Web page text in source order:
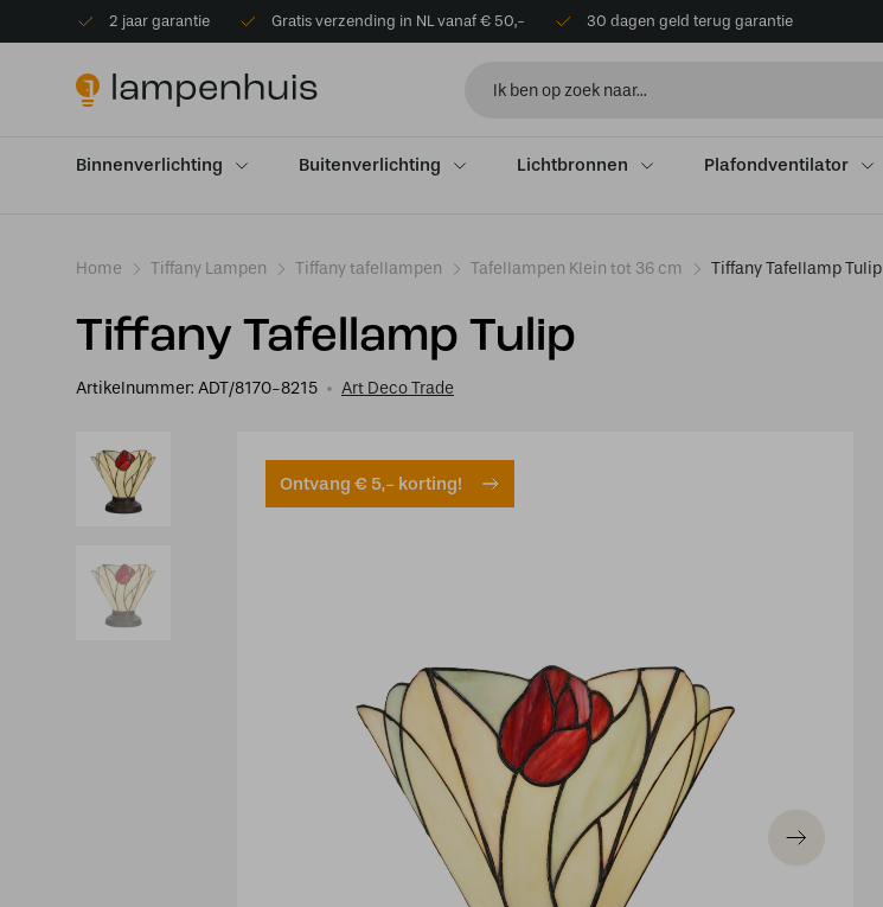
2 jaar garantie Gratis verzending in NL vanaf € 50,- 30 dagen geld terug garantie
Binnenverlichting Buitenverlichting Lichtbronnen Plafondventilator
Home Tiffany Lampen Tiffany tafellampen Tafellampen Klein tot 36 cm Tiffany Tafellamp Tulip
Tiffany Tafellamp Tulip
Artikelnummer: ADT/8170-8215 Art Deco Trade
Ontvang € 5,- korting!